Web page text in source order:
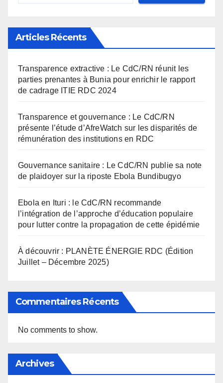
Articles Récents
Transparence extractive : Le CdC/RN réunit les
parties prenantes à Bunia pour enrichir le rapport
de cadrage ITIE RDC 2024
Transparence et gouvernance : Le CdC/RN
présente l’étude d’AfreWatch sur les disparités de
rémunération des institutions en RDC
Gouvernance sanitaire : Le CdC/RN publie sa note
de plaidoyer sur la riposte Ebola Bundibugyo
Ebola en Ituri : le CdC/RN recommande
l’intégration de l’approche d’éducation populaire
pour lutter contre la propagation de cette épidémie
À découvrir : PLANÈTE ÉNERGIE RDC (Édition
Juillet – Décembre 2025)
Commentaires Récents
No comments to show.
Archives